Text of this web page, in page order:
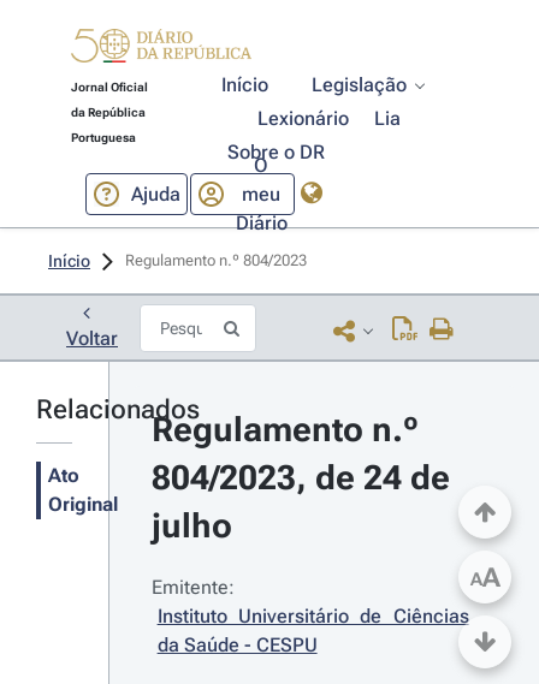
Jornal Oficial
da República
Portuguesa
Início
Legislação
Lexionário
Lia
Sobre o DR
Ajuda
O
meu
Diário
Início Regulamento n.º 804/2023
Voltar
Relacionados
Ato
Original
Regulamento n.º
804/2023, de 24 de
julho
Emitente:
Instituto Universitário de Ciências
da Saúde - CESPU
AA